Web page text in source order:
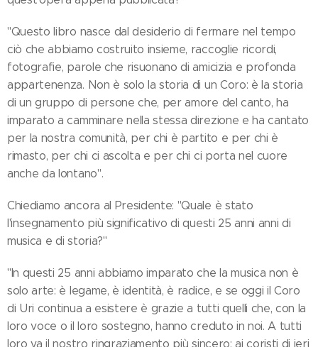
"Questo libro nasce dal desiderio di fermare nel tempo
ciò che abbiamo costruito insieme, raccoglie ricordi,
fotografie, parole che risuonano di amicizia e profonda
appartenenza. Non è solo la storia di un Coro: è la storia
di un gruppo di persone che, per amore del canto, ha
imparato a camminare nella stessa direzione e ha cantato
per la nostra comunità, per chi è partito e per chi è
rimasto, per chi ci ascolta e per chi ci porta nel cuore
anche da lontano".
Chiediamo ancora al Presidente: "Quale è stato
l'insegnamento più significativo di questi 25 anni anni di
musica e di storia?"
"In questi 25 anni abbiamo imparato che la musica non è
solo arte: è legame, è identità, è radice, e se oggi il Coro
di Uri continua a esistere è grazie a tutti quelli che, con la
loro voce o il loro sostegno, hanno creduto in noi. A tutti
loro va il nostro ringraziamento più sincero: ai coristi di ieri